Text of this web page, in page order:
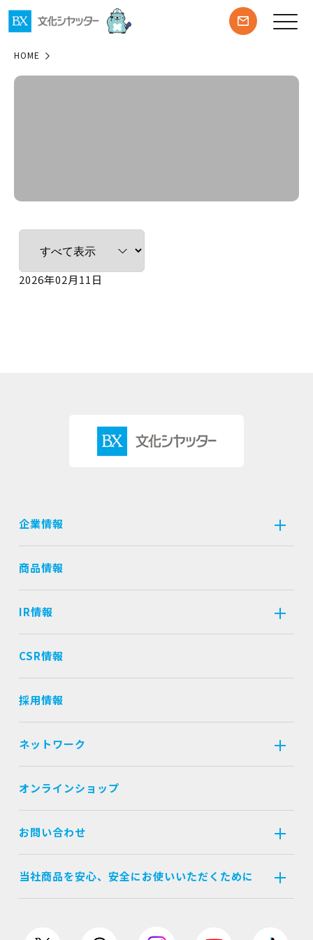
HOME
2026年02月11日
企業情報
商品情報
IR情報
CSR情報
採用情報
ネットワーク
オンラインショップ
お問い合わせ
当社商品を安心、安全にお使いいただくために